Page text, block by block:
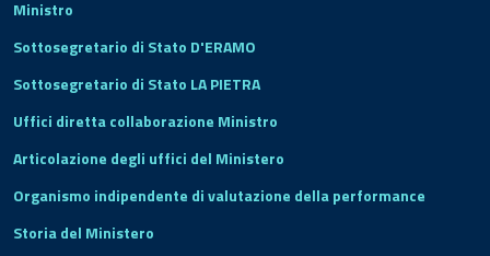
Ministro
Sottosegretario di Stato D'ERAMO
Sottosegretario di Stato LA PIETRA
Uffici diretta collaborazione Ministro
Articolazione degli uffici del Ministero
Organismo indipendente di valutazione della performance
Storia del Ministero